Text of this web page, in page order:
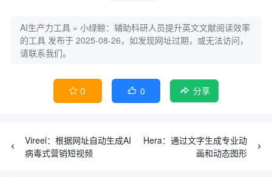
AI生产力工具 » 小绿鲸：辅助科研人员提升英文文献阅读效率
的工具 发布于 2025-08-26，如发现网址过期，或无法访问，
请联系我们。
 0  0 分享
Vireel：根据网址自动生成AI
病毒式营销短视频
Hera：通过文字生成专业动
画和动态图形